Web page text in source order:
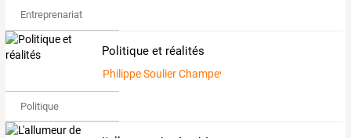
Entreprenariat
Politique et réalités
Philippe Soulier Champeval
Politique